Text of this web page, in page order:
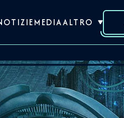
MEDIAALTRO